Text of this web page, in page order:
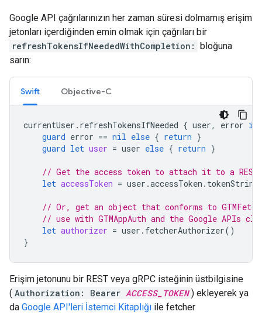
Google API çağrılarınızın her zaman süresi dolmamış erişim
jetonları içerdiğinden emin olmak için çağrıları bir
refreshTokensIfNeededWithCompletion: bloğuna
sarın:
Swift Objective-C
currentUser . refreshTokensIfNeeded { user, error in
guard error == nil else { return }
guard let user = user else { return }
// Get the access token to attach it to a REST
let accessToken = user .accessToken . tokenString
// Or, get an object that conforms to
// use with GTMAppAuth and the Google APIs
let authorizer = user . fetcherAuthorizer()
}
Erişim jetonunu bir REST veya gRPC isteğinin üstbilgisine
( Authorization: Bearer ACCESS_TOKEN ) ekleyerek ya
da Google API'leri İstemci Kitaplığı ile fetcher